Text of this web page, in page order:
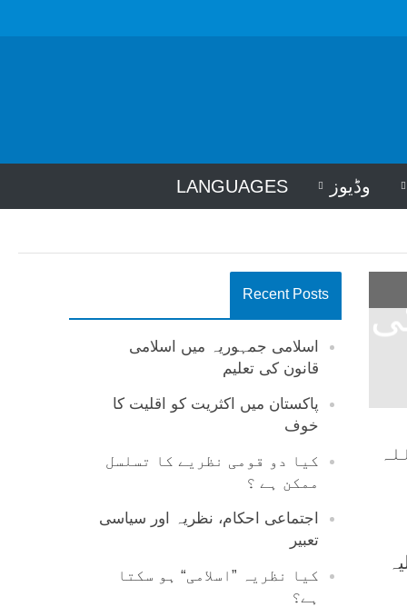
وڈیوز LANGUAGES
Recent Posts
اسلامی جمہوریہ میں اسلامی
قانون کی تعلیم
پاکستان میں اکثریت کو اقلیت کا
خوف
کیا دو قومی نظریے کا تسلسل
ممکن ہے ؟
اجتماعی احکام، نظریہ اور سیاسی
تعبیر
کیا نظریہ ”اسلامی“ ہو سکتا
ہے؟